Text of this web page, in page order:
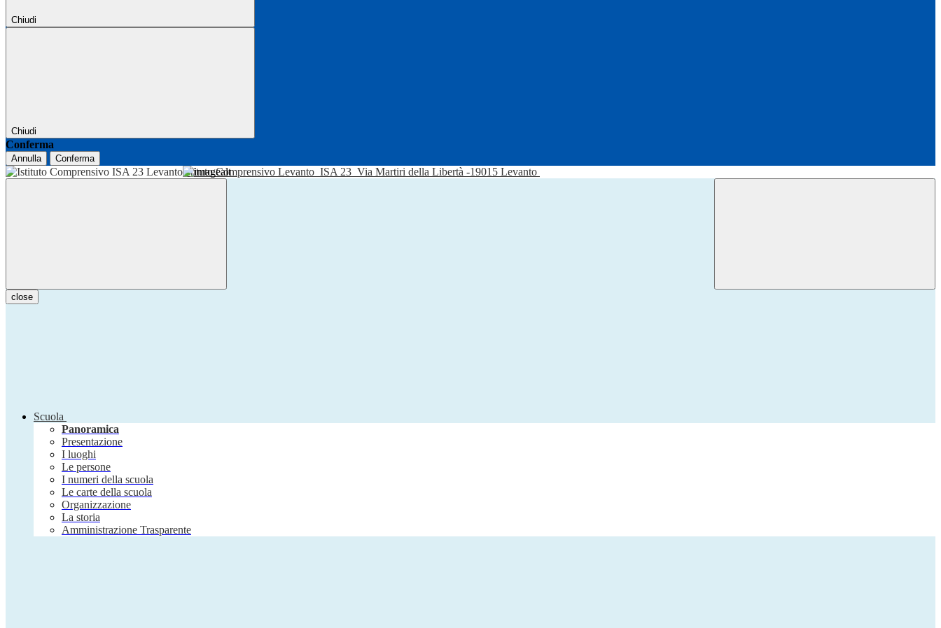
Chiudi
Chiudi
Conferma
Annulla Conferma
Istituto Comprensivo Levanto ISA 23 Via Martiri della Libertà -19015 Levanto
close
Scuola
Panoramica
Presentazione
I luoghi
Le persone
I numeri della scuola
Le carte della scuola
Organizzazione
La storia
Amministrazione Trasparente